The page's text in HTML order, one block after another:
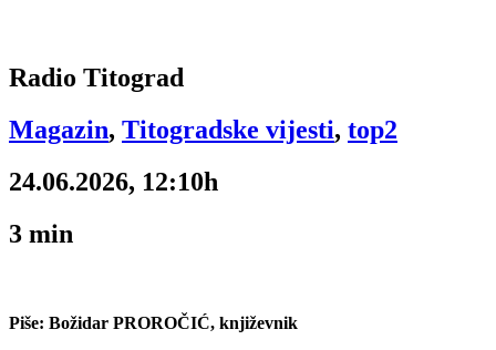
Radio Titograd
Magazin, Titogradske vijesti, top2
24.06.2026, 12:10h
3 min
Piše: Božidar PROROČIĆ, književnik